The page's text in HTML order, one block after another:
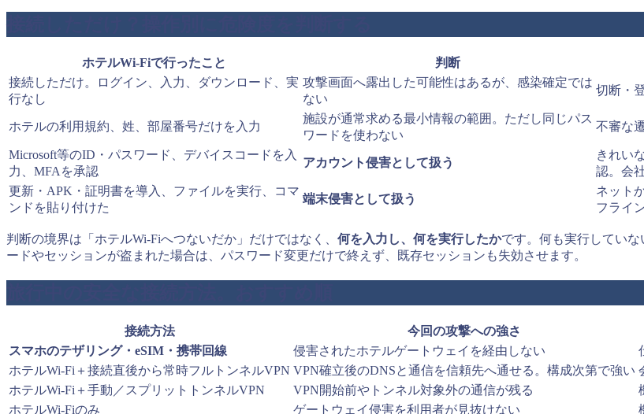
ホテルWi-Fiで行ったこと 判断
接続しただけ。ログイン、入力、ダウンロード、実
行なし
攻撃画面へ露出した可能性はあるが、感染確定では
ない
切断・
ホテルの利用規約、姓、部屋番号だけを入力
施設が通常求める最小情報の範囲。ただし同じパス
ワードを使わない
不審な
Microsoft等のID・パスワード、デバイスコードを入
力、MFAを承認
アカウント侵害として扱う
きれい
認。会
更新・APK・証明書を導入、ファイルを実行、コマ
ンドを貼り付けた
端末侵害として扱う
ネット
フライ
判断の境界は「ホテルWi-Fiへつないだか」だけではなく、 何を入力し、何を実行したかです。何も実行してい
ードやセッションが盗まれた場合は、パスワード変更だけで終えず、既存セッションも失効させます。
接続方法 今回の攻撃への強さ
スマホのテザリング・eSIM・携帯回線
侵害されたホテルゲートウェイを経由しない
ホテルWi-Fi＋接続直後から常時フルトンネルVPN VPN確立後のDNSと通信を信頼先へ通せる。構成次第で強い
ホテルWi-Fi＋手動／スプリットトンネルVPN
VPN開始前やトンネル対象外の通信が残る
ホテルWi-Fiのみ
ゲートウェイ侵害を利用者が見抜けない